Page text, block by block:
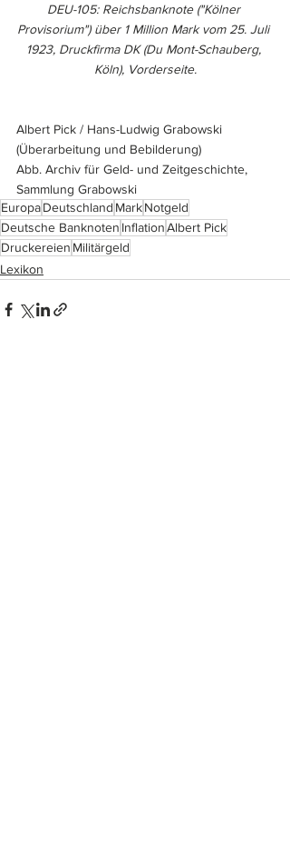
DEU-105: Reichsbanknote ("Kölner
Provisorium") über 1 Million Mark vom 25. Juli
1923, Druckfirma DK (Du Mont-Schauberg,
Köln), Vorderseite.
Albert Pick / Hans-Ludwig Grabowski
(Überarbeitung und Bebilderung)
Abb. Archiv für Geld- und Zeitgeschichte,
Sammlung Grabowski
EuropaDeutschland MarkNotgeld
Deutsche Banknoten InflationAlbert Pick
Druckereien Militärgeld
Lexikon